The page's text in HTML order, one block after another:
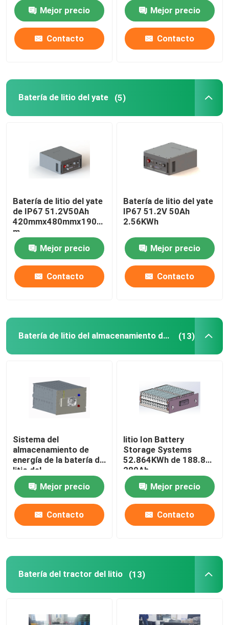
Viaje de la fábrica
Éntrenos en contacto con
Batería de litio de la carretilla elevadora
Batería de litio del almacenamiento de energía
Batería del tractor del litio
Batería del cargador
Excavador Battery
Batería de litio del carro de golf
Batería de litio del cortacésped
Batería del avellanador
Batería de litio del taladro eléctrico
Célula de batería de litio
Módulo de batería de litio
51.2V 450AH para el
camión de Hyster E
Mejor precio
Contacto
de materiales
Mejor precio
Contacto
Batería de litio del yate (5)
Batería de litio del yate
de IP67 51.2V50Ah
420mmx480mmx190m
m
Mejor precio
Contacto
Batería de litio del yate
IP67 51.2V 50Ah
2.56KWh
Mejor precio
Contacto
Batería de litio del almacenamiento de energía (13)
Sistema del
almacenamiento de
energía de la batería de
litio del
almacenamiento de
energía 16S1P
51.2V280Ah
14.336KWh
Mejor precio
Contacto
litio Ion Battery
Storage Systems
52.864KWh de 188.8V
280Ah
Mejor precio
Contacto
Batería del tractor del litio (13)